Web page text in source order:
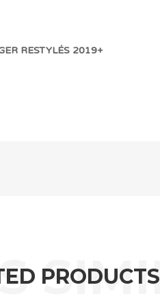
RESTYLÉS 2019+
PRODUCTS